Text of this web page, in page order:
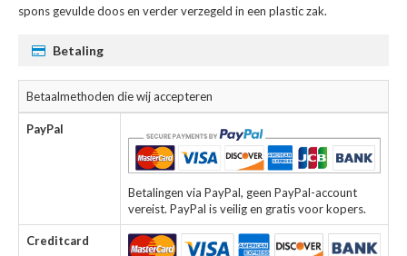
spons gevulde doos en verder verzegeld in een plastic zak.
Betaling
Betaalmethoden die wij accepteren
PayPal
Betalingen via PayPal, geen PayPal-account
vereist. PayPal is veilig en gratis voor kopers.
Creditcard